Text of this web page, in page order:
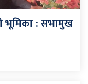
भूमिका : सभामुख